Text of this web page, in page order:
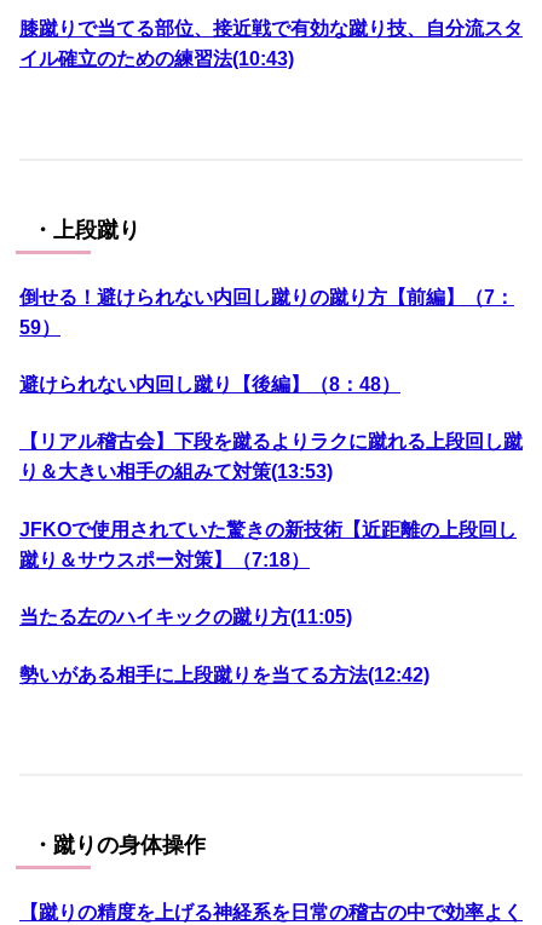
膝蹴りで当てる部位、接近戦で有効な蹴り技、自分流スタ
イル確立のための練習法(10:43)
・上段蹴り
倒せる！避けられない内回し蹴りの蹴り方【前編】（7：
59）
避けられない内回し蹴り【後編】（8：48）
【リアル稽古会】下段を蹴るよりラクに蹴れる上段回し蹴
り＆大きい相手の組みて対策(13:53)
JFKOで使用されていた驚きの新技術【近距離の上段回し
蹴り＆サウスポー対策】（7:18）
当たる左のハイキックの蹴り方(11:05)
勢いがある相手に上段蹴りを当てる方法(12:42)
・蹴りの身体操作
【蹴りの精度を上げる神経系を日常の稽古の中で効率よく